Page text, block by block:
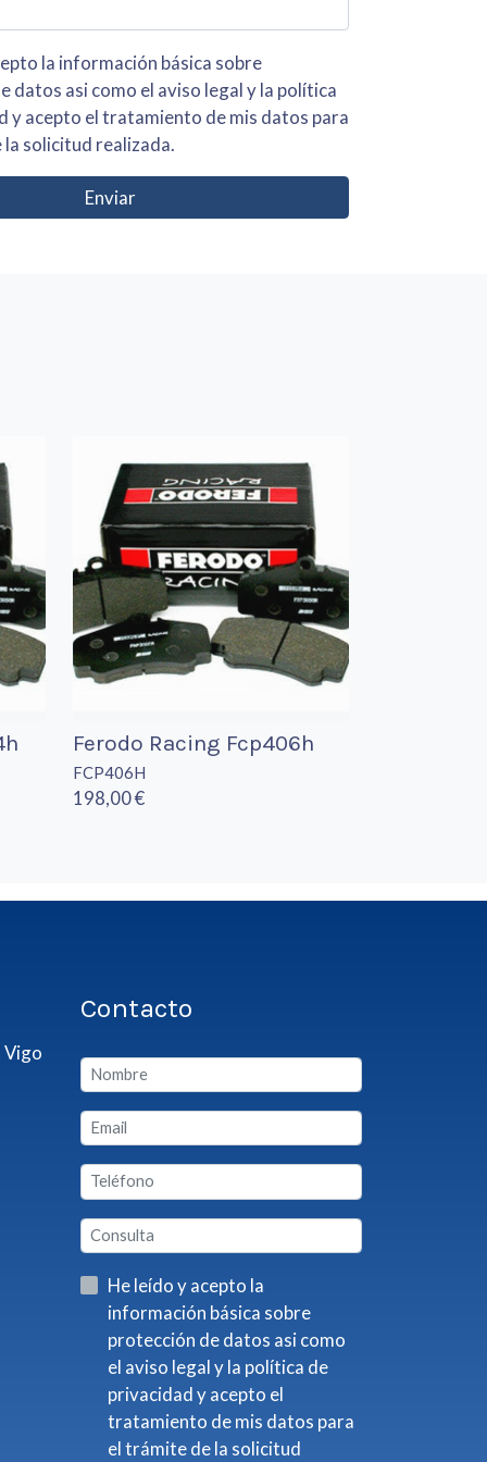
sobre
legal y la política
solicitud realizada.
Enviar
Ferodo Racing Fcp406h
FCP406H
198,00 €
Vigo
Contacto
He leído y acepto la
información básica sobre
protección de datos asi como
el aviso legal y la política de
privacidad y acepto el
tratamiento de mis datos para
el trámite de la solicitud